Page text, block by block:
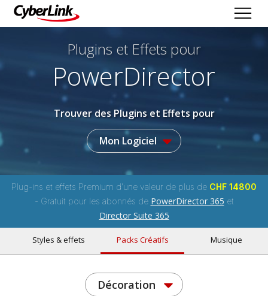
Plugins et Effets pour
PowerDirector
Trouver des Plugins et Effets pour
Mon Logiciel
Plug-ins et effets Premium d'une valeur de plus de CHF 14800
- Gratuit pour les abonnés de PowerDirector 365 et
Director Suite 365
Styles & effets Packs Créatifs Musique
Décoration